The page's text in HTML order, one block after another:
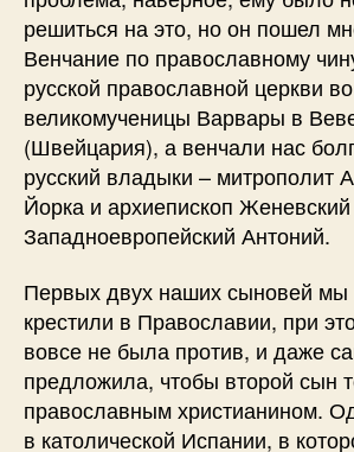
решиться на это, но он пошел
Венчание по православному
русской православной церкви
великомученицы Варвары в
(Швейцария), а венчали нас
русский владыки – митрополит
Йорка и архиепископ
Западноевропейский Антоний.
Первых двух наших сыновей мы
крестили в Православии, при
вовсе не была против, и даже
предложила, чтобы второй сын
православным христианином.
в католической Испании, в